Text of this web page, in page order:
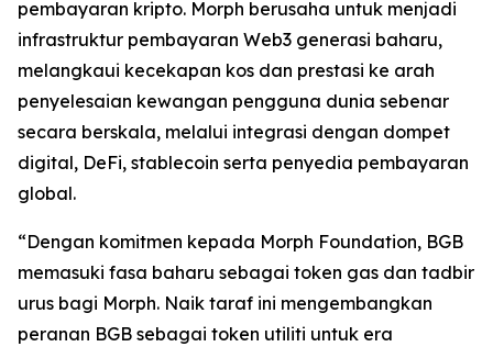
pembayaran kripto. Morph berusaha untuk menjadi
infrastruktur pembayaran Web3 generasi baharu,
melangkaui kecekapan kos dan prestasi ke arah
penyelesaian kewangan pengguna dunia sebenar
secara berskala, melalui integrasi dengan dompet
digital, DeFi, stablecoin serta penyedia pembayaran
global.
“Dengan komitmen kepada Morph Foundation, BGB
memasuki fasa baharu sebagai token gas dan tadbir
urus bagi Morph. Naik taraf ini mengembangkan
peranan BGB sebagai token utiliti untuk era